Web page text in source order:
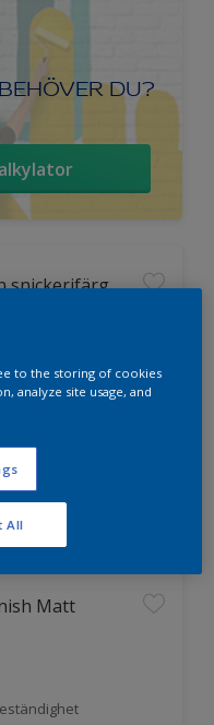
DU?
snickerifärg
Matt
to the storing of cookies
analyze site usage, and
All